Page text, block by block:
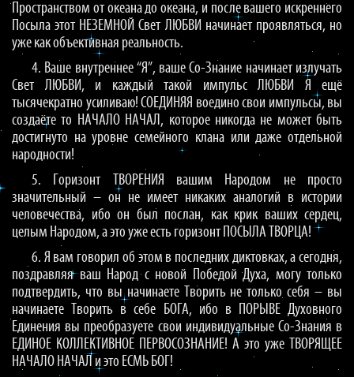
Пространством от океана до океана, и после вашего искреннего
Посыла этот НЕЗЕМНОЙ Свет ЛЮБВИ начинает проявляться, но
уже как объективная реальность.
4. Ваше внутреннее “Я”, ваше Со-Знание начинает излучать
Свет ЛЮБВИ, и каждый такой импульс ЛЮБВИ Я ещё
тысячекратно усиливаю! СОЕДИНЯЯ воедино свои импульсы, вы
создаёте то НАЧАЛО НАЧАЛ, которое никогда не может быть
достигнуто на уровне семейного клана или даже отдельной
народности!
5. Горизонт ТВОРЕНИЯ вашим Народом не просто
значительный – он не имеет никаких аналогий в истории
человечества, ибо он был послан, как крик ваших сердец,
целым Народом, а это уже есть горизонт ПОСЫЛА ТВОРЦА!
6. Я вам говорил об этом в последних диктовках, а сегодня,
поздравляя ваш Народ с новой Победой Духа, могу только
подтвердить, что вы начинаете Творить не только себя – вы
начинаете Творить в себе БОГА, ибо в ПОРЫВЕ Духовного
Единения вы преобразуете свои индивидуальные Со-Знания в
ЕДИНОЕ КОЛЛЕКТИВНОЕ ПЕРВОСОЗНАНИЕ! А это уже ТВОРЯЩЕЕ
НАЧАЛО НАЧАЛ и это ЕСМЬ БОГ!